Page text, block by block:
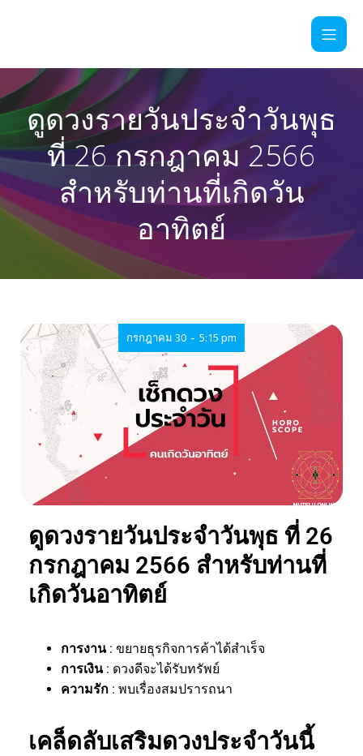
ดูดวงรายวันประจำวันพุธ
ที่ 26 กรกฎาคม 2566
สำหรับท่านที่เกิดวัน
อาทิตย์
กรกฎาคม 30 - 5:15 pm
ดูดวงรายวันประจำวันพุธ ที่ 26
กรกฎาคม 2566 สำหรับท่านที่
เกิดวันอาทิตย์
การงาน : ขยายธุรกิจการค้าได้สำเร็จ
การเงิน : ดวงดีจะได้รับทรัพย์
ความรัก : พบเรื่องสมปรารถนา
เคล็ดลับเสริมดวงประจำวันนี้